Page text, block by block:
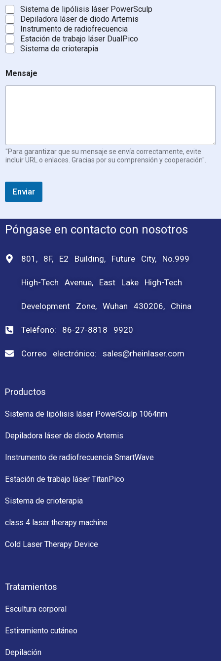
Sistema de lipólisis láser PowerSculp
Depiladora láser de diodo Artemis
Instrumento de radiofrecuencia
Estación de trabajo láser DualPico
Sistema de crioterapia
Mensaje
"Para garantizar que su mensaje se envía correctamente, evite
incluir URL o enlaces. Gracias por su comprensión y cooperación".
Enviar
Póngase en contacto con nosotros
801, 8F, E2 Building, Future City, No.999
High-Tech Avenue, East Lake High-Tech
Development Zone, Wuhan 430206, China
Teléfono: 86-27-8818 9920
Correo electrónico: sales@rheinlaser.com
Productos
Sistema de lipólisis láser PowerSculp 1064nm
Depiladora láser de diodo Artemis
Instrumento de radiofrecuencia SmartWave
Estación de trabajo láser TitanPico
Sistema de crioterapia
class 4 laser therapy machine
Cold Laser Therapy Device
Tratamientos
Escultura corporal
Estiramiento cutáneo
Depilación